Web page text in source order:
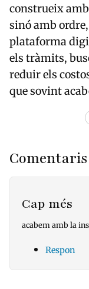
construeix
sinó amb
plataforma
els tràmits,
reduir els
que sovint
Comentaris
Cap més
acabem amb la
Respon